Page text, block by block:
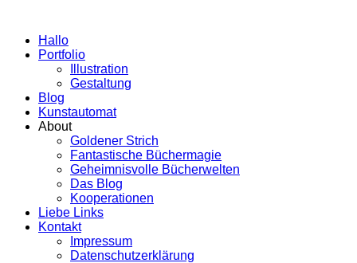
Hallo
Portfolio
Illustration
Gestaltung
Blog
Kunstautomat
About
Goldener Strich
Fantastische Büchermagie
Geheimnisvolle Bücherwelten
Das Blog
Kooperationen
Liebe Links
Kontakt
Impressum
Datenschutzerklärung